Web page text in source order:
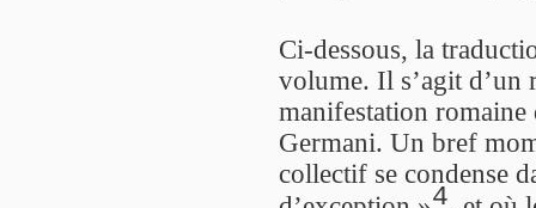
Ci-dessous, la
volume. Il s’agit d’un
manifestation
Germani. Un bref
collectif se condense
4